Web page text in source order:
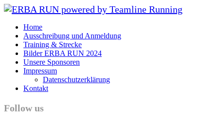
Home
Ausschreibung und Anmeldung
Training & Strecke
Bilder ERBA RUN 2024
Unsere Sponsoren
Impressum
Datenschutzerklärung
Kontakt
Follow us